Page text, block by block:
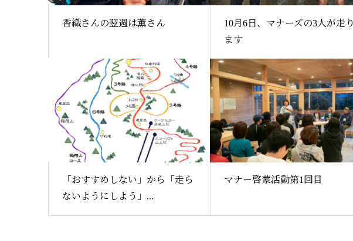
香織さんの翌週は薫さん
10月6日、マナーズの3人が走り
ます
「おすすめしない」から「走ら
ないようにしよう」...
マナー啓蒙活動第1回目